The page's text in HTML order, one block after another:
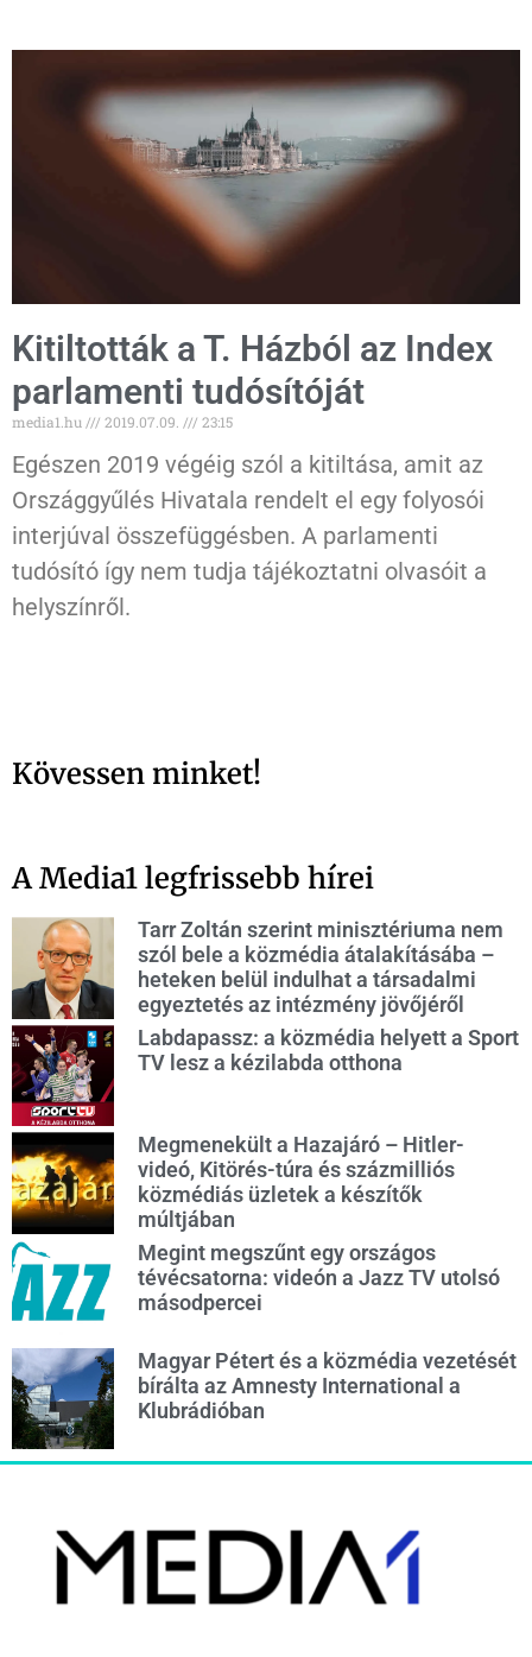
Kitiltották a T. Házból az Index
parlamenti tudósítóját
media1.hu 2019.07.09. 23:15
Egészen 2019 végéig szól a kitiltása, amit az
Országgyűlés Hivatala rendelt el egy folyosói
interjúval összefüggésben. A parlamenti
tudósító így nem tudja tájékoztatni olvasóit a
helyszínről.
Kövessen minket!
A Media1 legfrissebb hírei
Tarr Zoltán szerint minisztériuma nem
szól bele a közmédia átalakításába –
heteken belül indulhat a társadalmi
egyeztetés az intézmény jövőjéről
Labdapassz: a közmédia helyett a Sport
TV lesz a kézilabda otthona
Megmenekült a Hazajáró – Hitler-
videó, Kitörés-túra és százmilliós
közmédiás üzletek a készítők
múltjában
Megint megszűnt egy országos
tévécsatorna: videón a Jazz TV utolsó
másodpercei
Magyar Pétert és a közmédia vezetését
bírálta az Amnesty International a
Klubrádióban